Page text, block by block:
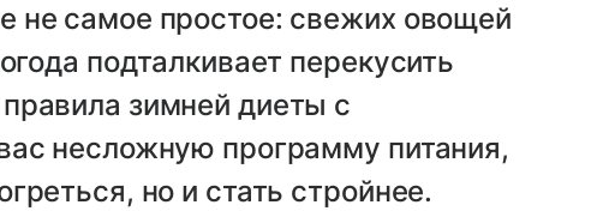
не самое простое: свежих овощей
подталкивает перекусить
зимней диеты с
несложную программу питания,
но и стать стройнее.